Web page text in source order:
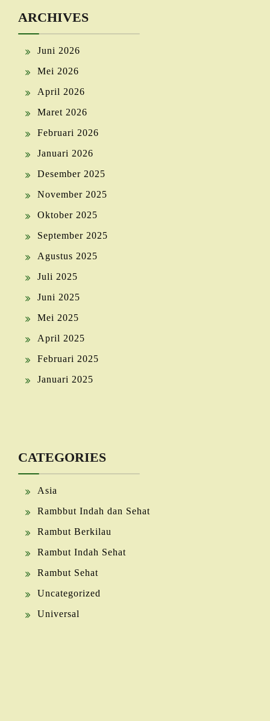
ARCHIVES
Juni 2026
Mei 2026
April 2026
Maret 2026
Februari 2026
Januari 2026
Desember 2025
November 2025
Oktober 2025
September 2025
Agustus 2025
Juli 2025
Juni 2025
Mei 2025
April 2025
Februari 2025
Januari 2025
CATEGORIES
Asia
Rambbut Indah dan Sehat
Rambut Berkilau
Rambut Indah Sehat
Rambut Sehat
Uncategorized
Universal